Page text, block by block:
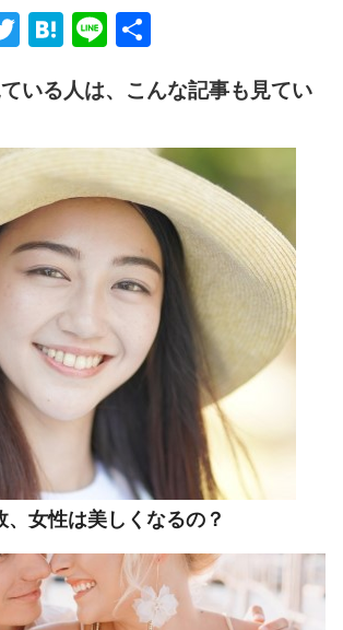
Twitter
Hatena
Line
いる人は、こんな記事も見てい
、女性は美しくなるの？